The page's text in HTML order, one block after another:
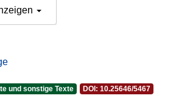
und sonstige Texte DOI: 10.25646/5467